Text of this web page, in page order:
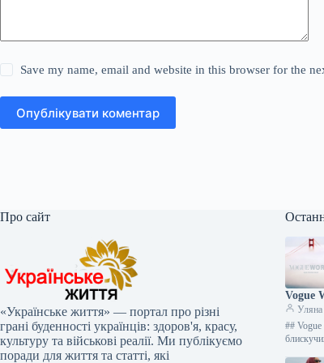
Save my name, email and website in this browser for the
Опублікувати коментар
Про сайт
«Українське життя» — портал про різні
грані буденності українців: здоров'я, красу,
культуру та військові реалії. Ми публікуємо
поради для життя та статті, які
Vogue
Уляна
## Vogue